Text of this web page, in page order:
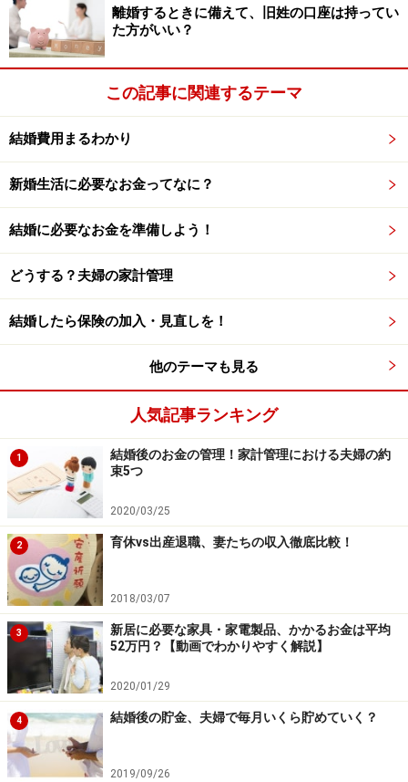
が、住民税は支払わなくてはいけません。住民税は前年
の所得に対してかかってきますので、今年の収入には関
係なく支払う必要があります。注意しておきましょう。
雇用保険から育児休業給付金
産休中には健康保険から「出産手当金」が支給されてい
金」が支給されます。
給付金が受給できるのはこんな人
給付金が受給できるのは、育児休業を取得する人で、雇
支払基礎日数11日以上ある月（過去に基本手当の受給資
に限ります）が12カ月以上ある人です。
また、期間を定めて雇用されている場合は、育児休業の
対象となる子が1歳6カ月に達する日までに間に労度契約
が満了することが明らかでない人です。
ただし、育休中に休業前の8割以上の給料が支払われて
いる場合は、支給されません。また、男女を問わずに支
給されます。
産休中期間のパパは「出産時育児休業給付
金」が
離婚するときに備えて、旧姓の口座は持ってい
た方がいい？
この記事に関連するテーマ
結婚費用まるわかり
新婚生活に必要なお金ってなに？
結婚に必要なお金を準備しよう！
どうする？夫婦の家計管理
結婚したら保険の加入・見直しを！
他のテーマも見る
人気記事ランキング
1
結婚後のお金の管理！家計管理における夫婦の約
束5つ
2020/03/25
2 育休vs出産退職、妻たちの収入徹底比較！
2018/03/07
3
新居に必要な家具・家電製品、かかるお金は平均
52万円？【動画でわかりやすく解説】
2020/01/29
4 結婚後の貯金、夫婦で毎月いくら貯めていく？
2019/09/26